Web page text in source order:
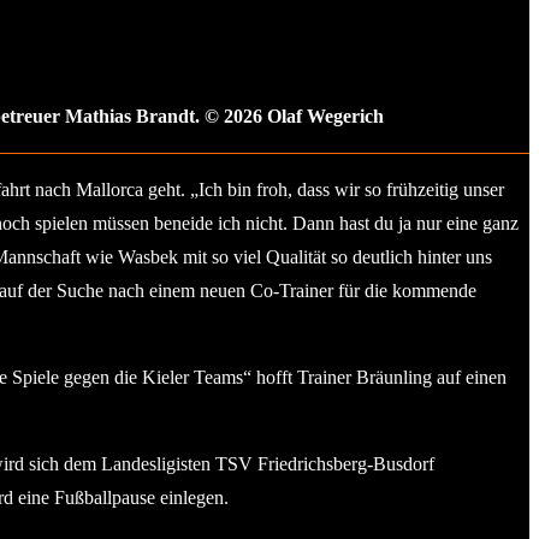
Mathias Brandt. © 2026 Olaf Wegerich
nach Mallorca geht. „Ich bin froh, dass wir so frühzeitig unser
spielen müssen beneide ich nicht. Dann hast du ja nur eine ganz
wie Wasbek mit so viel Qualität so deutlich hinter uns
der Suche nach einem neuen Co-Trainer für die kommende
gegen die Kieler Teams“ hofft Trainer Bräunling auf einen
sich dem Landesligisten TSV Friedrichsberg-Busdorf
eine Fußballpause einlegen.